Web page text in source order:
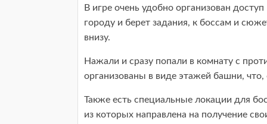
В игре очень удобно организован
городу и берет задания, к боссам и
внизу.
Нажали и сразу попали в комнату с
организованы в виде этажей башни, что,
Также есть специальные локации для
из которых направлена на получение